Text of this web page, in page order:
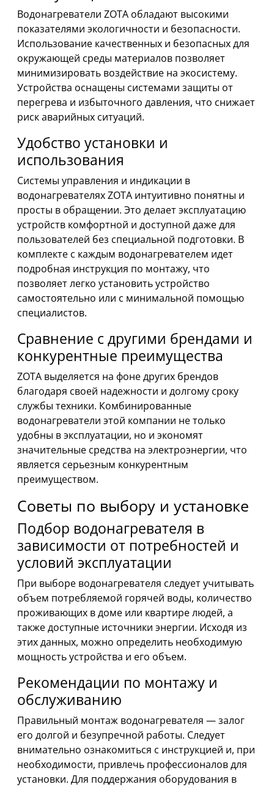
Водонагреватели ZOTA обладают высокими
показателями экологичности и безопасности.
Использование качественных и безопасных для
окружающей среды материалов позволяет
минимизировать воздействие на экосистему.
Устройства оснащены системами защиты от
перегрева и избыточного давления, что снижает
риск аварийных ситуаций.
Удобство установки и
использования
Системы управления и индикации в
водонагревателях ZOTA интуитивно понятны и
просты в обращении. Это делает эксплуатацию
устройств комфортной и доступной даже для
пользователей без специальной подготовки. В
комплекте с каждым водонагревателем идет
подробная инструкция по монтажу, что
позволяет легко установить устройство
самостоятельно или с минимальной помощью
специалистов.
Сравнение с другими брендами и
конкурентные преимущества
ZOTA выделяется на фоне других брендов
благодаря своей надежности и долгому сроку
службы техники. Комбинированные
водонагреватели этой компании не только
удобны в эксплуатации, но и экономят
значительные средства на электроэнергии, что
является серьезным конкурентным
преимуществом.
Советы по выбору и установке
Подбор водонагревателя в
зависимости от потребностей и
условий эксплуатации
При выборе водонагревателя следует учитывать
объем потребляемой горячей воды, количество
проживающих в доме или квартире людей, а
также доступные источники энергии. Исходя из
этих данных, можно определить необходимую
мощность устройства и его объем.
Рекомендации по монтажу и
обслуживанию
Правильный монтаж водонагревателя — залог
его долгой и безупречной работы. Следует
внимательно ознакомиться с инструкцией и, при
необходимости, привлечь профессионалов для
установки. Для поддержания оборудования в